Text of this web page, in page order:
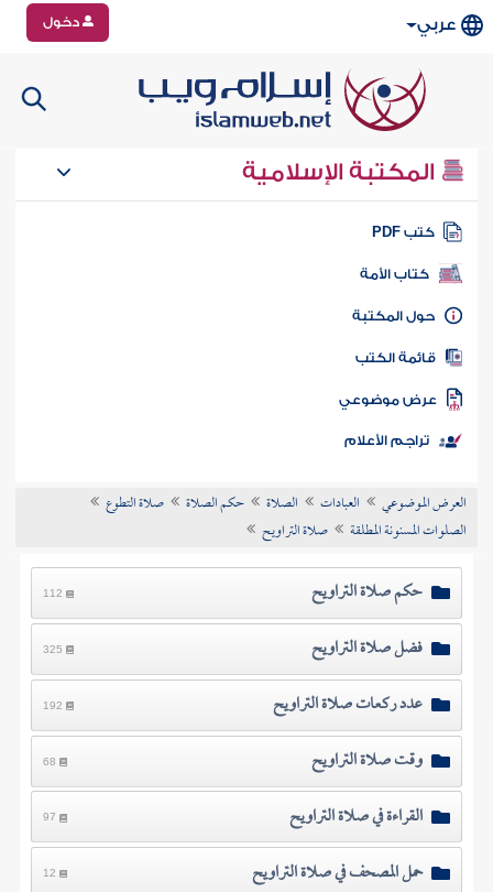
عربي دخول
المكتبة الإسلامية
كتب PDF
كتاب الأمة
المكتبة
الكتب
موضوعي
تراجم الأعلام
العرض الموضوعي العبادات الصلاة حكم الصلاة
صلاة التطوع
الصلوات المسنونة المطلقة
صلاة التراويح
حكم صلاة التراويح 112
فضل صلاة التراويح 325
عدد ركعات صلاة التراويح 192
وقت صلاة التراويح 68
القراءة في صلاة التراويح 97
حمل المصحف في صلاة التراويح 12